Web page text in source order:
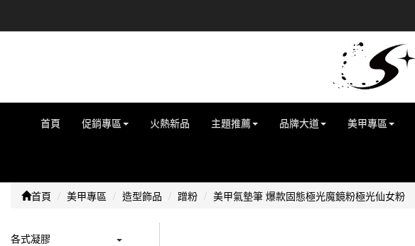
首頁 促銷專區 火熱新品 主題推薦 品牌大道 美甲專區
首頁 美甲專區 造型飾品 蹭粉 美甲氣墊筆 爆款固態極光魔鏡粉極光仙女粉
各式凝膠